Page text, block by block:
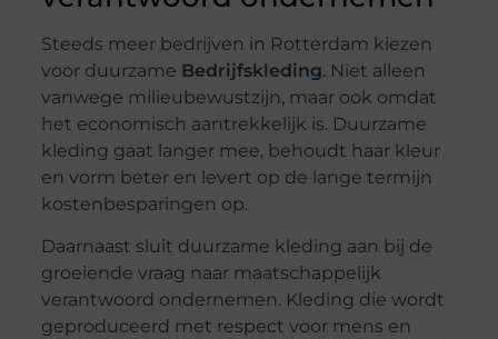
Steeds meer bedrijven in Rotterdam kiezen
voor duurzame Bedrijfskleding. Niet alleen
vanwege milieubewustzijn, maar ook omdat
het economisch aantrekkelijk is. Duurzame
kleding gaat langer mee, behoudt haar kleur
en vorm beter en levert op de lange termijn
kostenbesparingen op.
Daarnaast sluit duurzame kleding aan bij de
groeiende vraag naar maatschappelijk
verantwoord ondernemen. Kleding die wordt
geproduceerd met respect voor mens en